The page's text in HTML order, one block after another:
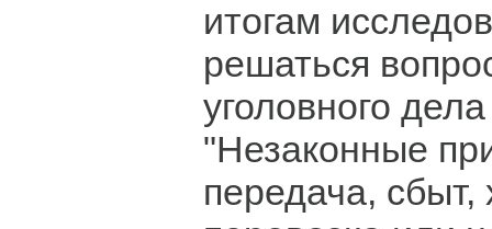
итогам
решаться
уголовного
"Незаконные
передача, сбыт,